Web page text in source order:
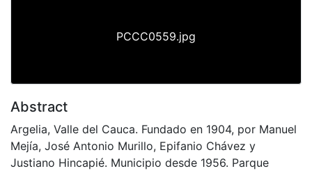
PCCC0559.jpg
Abstract
Argelia, Valle del Cauca. Fundado en 1904, por Manuel
Mejía, José Antonio Murillo, Epifanio Chávez y
Justiano Hincapié. Municipio desde 1956. Parque